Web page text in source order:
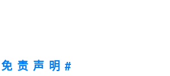
责声明#